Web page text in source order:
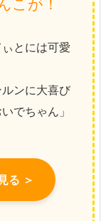
こが！
とには可愛
ンに大喜び
でちゃん」
る ＞